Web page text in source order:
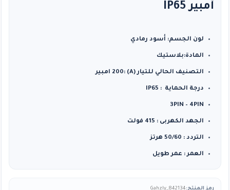
خلال
أمبير IP65
لون الجسم: أسود رمادي
المادة:بلاستيك
التصنيف الحالي للتيار (A) :200 امبير
درجة الحماية : IP65
3PIN – 4PIN
الجهد الكهربى : 415 فولت
التردد : 50/60 هرتز
العمر : عمر طويل
رمز المنتج:Gahzly_842134